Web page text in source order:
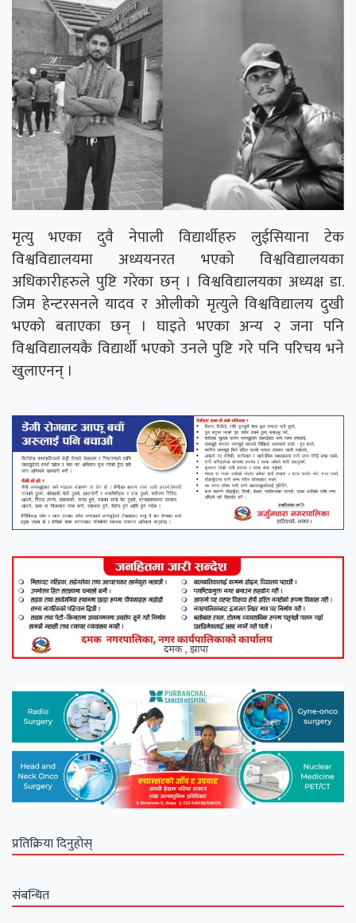
मृत्यु भएका दुवै नेपाली विद्यार्थीहरु लुईसियाना टेक
विश्वविद्यालयमा अध्ययनरत भएको विश्वविद्यालयका
अधिकारीहरुले पुष्टि गरेका छन् । विश्वविद्यालयका अध्यक्ष डा.
जिम हेन्टरसनले यादव र ओलीको मृत्युले विश्वविद्यालय दुखी
भएको बताएका छन् । घाइते भएका अन्य २ जना पनि
विश्वविद्यालयकै विद्यार्थी भएको उनले पुष्टि गरे पनि परिचय भने
खुलाएनन् ।
प्रतिक्रिया दिनुहोस्
संबन्धित